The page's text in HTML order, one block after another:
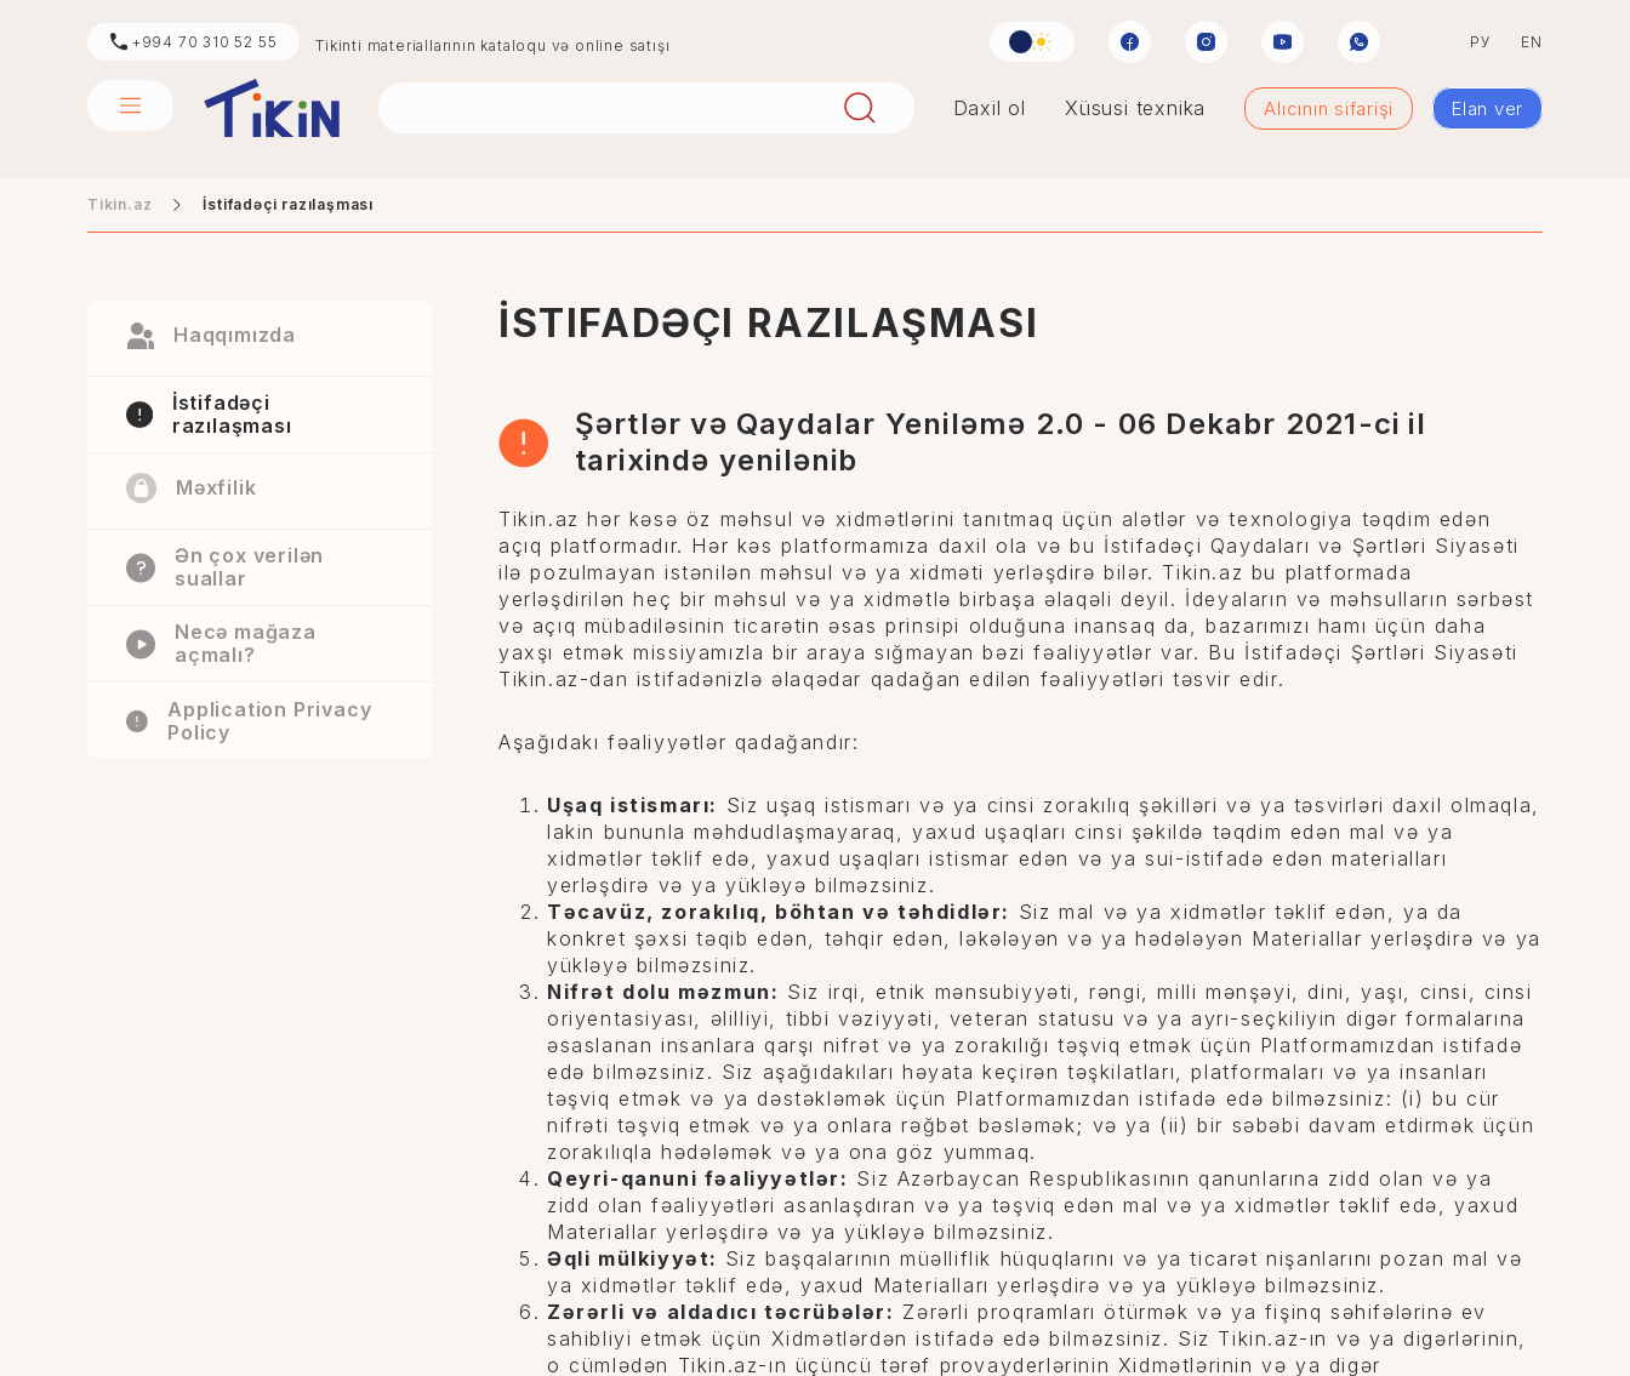
+994 70 310 52 55 Tikinti materiallarının kataloqu və online satışı РУ EN
mərmər digər penoplast
Daxil ol Xüsusi texnika Alıcının sifarişi Elan ver
Tikin.az İstifadəçi razılaşması
Haqqımızda
İstifadəçi
razılaşması
Məxfilik
Ən çox verilən
suallar
Necə mağaza
açmalı?
Application Privacy
Policy
İSTIFADƏÇI RAZILAŞMASI
Şərtlər və Qaydalar Yeniləmə 2.0 - 06 Dekabr 2021-ci il
tarixində yenilənib
Tikin.az hər kəsə öz məhsul və xidmətlərini tanıtmaq üçün alətlər və texnologiya təqdim edən
açıq platformadır. Hər kəs platformamıza daxil ola və bu İstifadəçi Qaydaları və Şərtləri Siyasəti
ilə pozulmayan istənilən məhsul və ya xidməti yerləşdirə bilər. Tikin.az bu platformada
yerləşdirilən heç bir məhsul və ya xidmətlə birbaşa əlaqəli deyil. İdeyaların və məhsulların sərbəst
və açıq mübadiləsinin ticarətin əsas prinsipi olduğuna inansaq da, bazarımızı hamı üçün daha
yaxşı etmək missiyamızla bir araya sığmayan bəzi fəaliyyətlər var. Bu İstifadəçi Şərtləri Siyasəti
Tikin.az-dan istifadənizlə əlaqədar qadağan edilən fəaliyyətləri təsvir edir.
Aşağıdakı fəaliyyətlər qadağandır:
Uşaq istismarı: Siz uşaq istismarı və ya cinsi zorakılıq şəkilləri və ya təsvirləri daxil olmaqla,
lakin bununla məhdudlaşmayaraq, yaxud uşaqları cinsi şəkildə təqdim edən mal və ya
xidmətlər təklif edə, yaxud uşaqları istismar edən və ya sui-istifadə edən materialları
yerləşdirə və ya yükləyə bilməzsiniz.
Təcavüz, zorakılıq, böhtan və təhdidlər: Siz mal və ya xidmətlər təklif edən, ya da
konkret şəxsi təqib edən, təhqir edən, ləkələyən və ya hədələyən Materiallar yerləşdirə və ya
yükləyə bilməzsiniz.
Nifrət dolu məzmun: Siz irqi, etnik mənsubiyyəti, rəngi, milli mənşəyi, dini, yaşı, cinsi, cinsi
oriyentasiyası, əlilliyi, tibbi vəziyyəti, veteran statusu və ya ayrı-seçkiliyin digər formalarına
əsaslanan insanlara qarşı nifrət və ya zorakılığı təşviq etmək üçün Platformamızdan istifadə
edə bilməzsiniz. Siz aşağıdakıları həyata keçirən təşkilatları, platformaları və ya insanları
təşviq etmək və ya dəstəkləmək üçün Platformamızdan istifadə edə bilməzsiniz: (i) bu cür
nifrəti təşviq etmək və ya onlara rəğbət bəsləmək; və ya (ii) bir səbəbi davam etdirmək üçün
zorakılıqla hədələmək və ya ona göz yummaq.
Qeyri-qanuni fəaliyyətlər: Siz Azərbaycan Respublikasının qanunlarına zidd olan və ya
zidd olan fəaliyyətləri asanlaşdıran və ya təşviq edən mal və ya xidmətlər təklif edə, yaxud
Materiallar yerləşdirə və ya yükləyə bilməzsiniz.
Əqli mülkiyyət: Siz başqalarının müəlliflik hüquqlarını və ya ticarət nişanlarını pozan mal və
ya xidmətlər təklif edə, yaxud Materialları yerləşdirə və ya yükləyə bilməzsiniz.
Zərərli və aldadıcı təcrübələr: Zərərli proqramları ötürmək və ya fişinq səhifələrinə ev
sahibliyi etmək üçün Xidmətlərdən istifadə edə bilməzsiniz. Siz Tikin.az-ın və ya digərlərinin,
o cümlədən Tikin.az-ın üçüncü tərəf provayderlərinin Xidmətlərinin və ya digər